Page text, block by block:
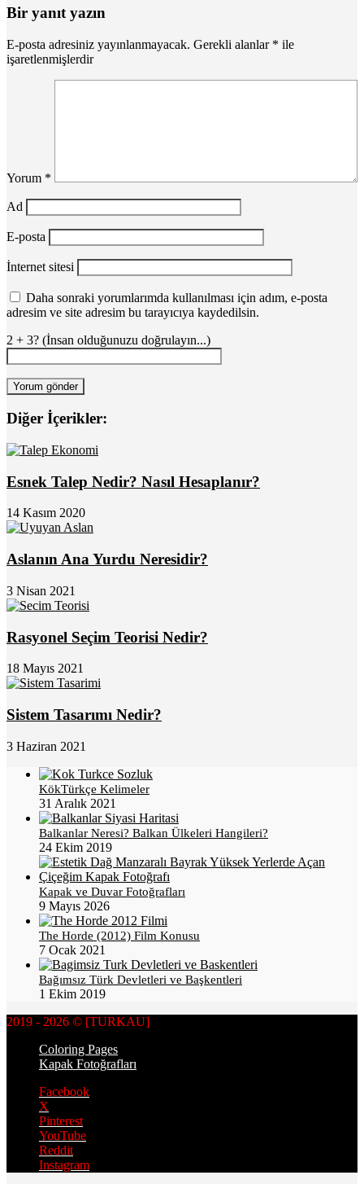
Bir yanıt yazın
E-posta adresiniz yayınlanmayacak. Gerekli alanlar * ile
işaretlenmişlerdir
Yorum *
Ad
E-posta
İnternet sitesi
Daha sonraki yorumlarımda kullanılması için adım, e-posta
adresim ve site adresim bu tarayıcıya kaydedilsin.
2 + 3? (İnsan olduğunuzu doğrulayın...)
Diğer İçerikler:
Esnek Talep Nedir? Nasıl Hesaplanır?
14 Kasım 2020
Aslanın Ana Yurdu Neresidir?
3 Nisan 2021
Rasyonel Seçim Teorisi Nedir?
18 Mayıs 2021
Sistem Tasarımı Nedir?
3 Haziran 2021
KökTürkçe Kelimeler
31 Aralık 2021
Balkanlar Neresi? Balkan Ülkeleri Hangileri?
24 Ekim 2019
Kapak ve Duvar Fotoğrafları
9 Mayıs 2026
The Horde (2012) Film Konusu
7 Ocak 2021
Bağımsız Türk Devletleri ve Başkentleri
1 Ekim 2019
2019 - 2026 © [TURKAU]
Coloring Pages
Kapak Fotoğrafları
Facebook
X
Pinterest
YouTube
Reddit
Instagram